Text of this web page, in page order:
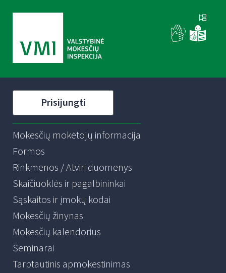
Prisijungti
Mokesčių mokėtojų informacija
Formos
Rinkmenos / Atviri duomenys
Skaičiuoklės ir pagalbininkai
Sąskaitos ir įmokų kodai
Mokesčių žinynas
Mokesčių kalendorius
Seminarai
Tarptautinis apmokestinimas